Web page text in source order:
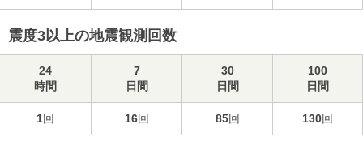
震度3以上の地震観測回数
24
時間
7
日間
30
日間
100
日間
1回 16回 85回 130回